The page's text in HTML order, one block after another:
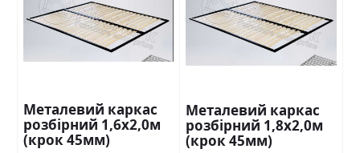
Металевий каркас
розбірний 1,6х2,0м
(крок 45мм)
Металевий каркас
розбірний 1,8х2,0м
(крок 45мм)